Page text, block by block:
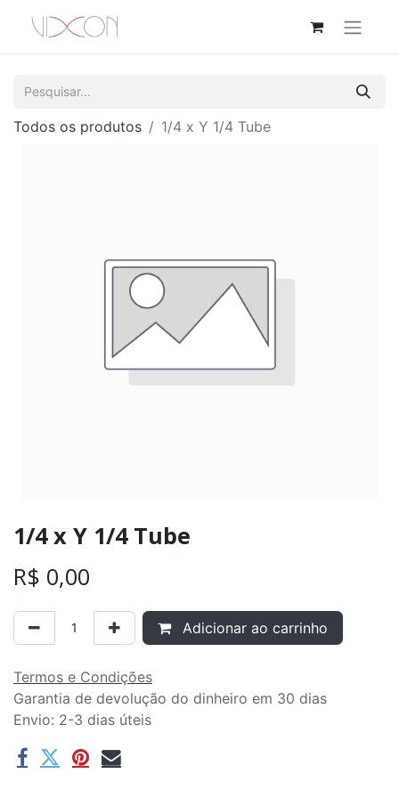
Todos os produtos 1/4 x Y 1/4 Tube
1/4 x Y 1/4 Tube
R$ 0,00
Adicionar ao carrinho
Termos e Condições
Garantia de devolução do dinheiro em 30 dias
Envio: 2-3 dias úteis